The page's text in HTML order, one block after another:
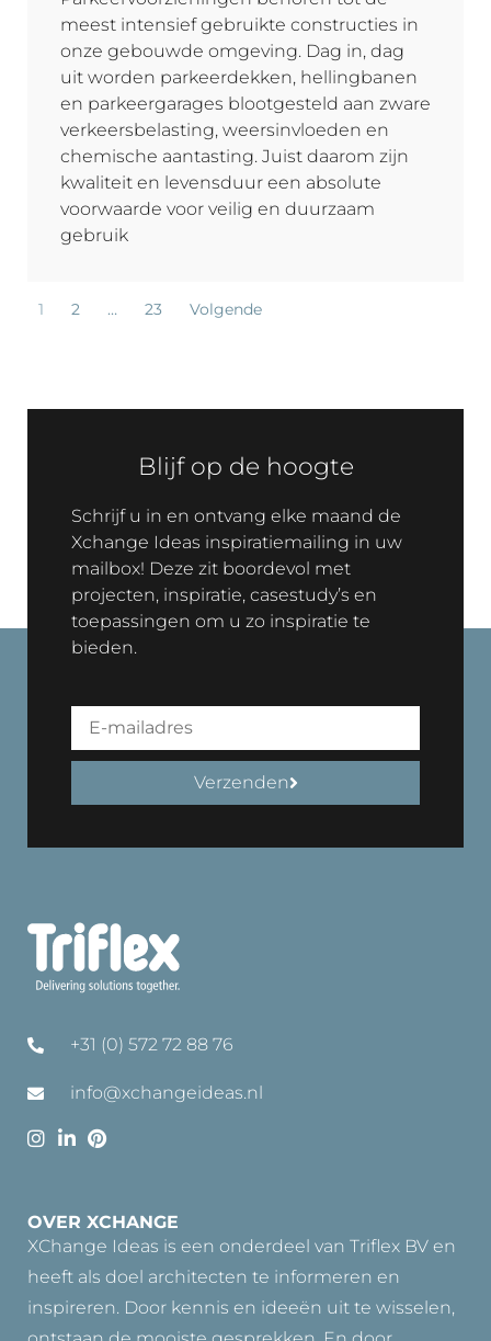
meest intensief gebruikte constructies in
onze gebouwde omgeving. Dag in, dag
uit worden parkeerdekken, hellingbanen
en parkeergarages blootgesteld aan zware
verkeersbelasting, weersinvloeden en
chemische aantasting. Juist daarom zijn
kwaliteit en levensduur een absolute
voorwaarde voor veilig en duurzaam
gebruik
1 2 … 23 Volgende
Blijf op de hoogte
Schrijf u in en ontvang elke maand de
Xchange Ideas inspiratiemailing in uw
mailbox! Deze zit boordevol met
projecten, inspiratie, casestudy’s en
toepassingen om u zo inspiratie te
bieden.
Verzenden
+31 (0) 572 72 88 76
info@xchangeideas.nl
OVER XCHANGE
XChange Ideas is een onderdeel van Triflex BV en
heeft als doel architecten te informeren en
inspireren. Door kennis en ideeën uit te wisselen,